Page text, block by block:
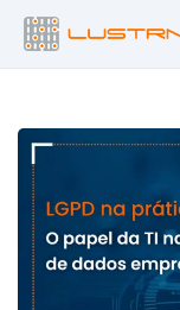
para
o